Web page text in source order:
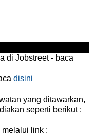
di Jobstreet - baca
disini
yang ditawarkan,
seperti berikut :
melalui link :